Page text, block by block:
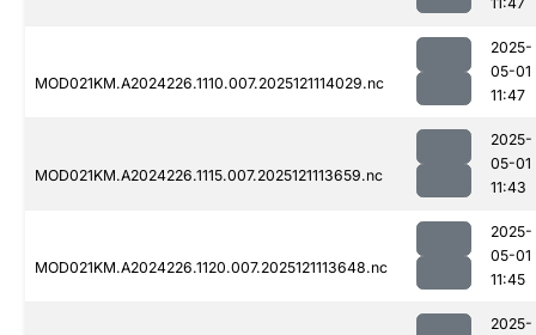
MOD021KM.A2024226.1110.007.2025121114029.nc
2025-
05-01
11:47
MOD021KM.A2024226.1115.007.2025121113659.nc
2025-
05-01
11:43
MOD021KM.A2024226.1120.007.2025121113648.nc
2025-
05-01
11:45
2025-